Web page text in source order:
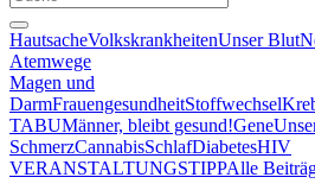
HautsacheVolkskrankheitenUnser Blut
Atemwege
Magen und
DarmFrauengesundheitStoffwechsel
TABUMänner, bleibt gesund!Gene
SchmerzCannabisSchlafDiabetesHIV
VERANSTALTUNGSTIPPAlle